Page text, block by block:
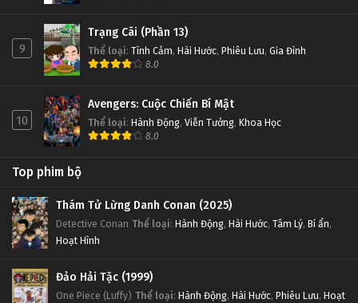
9
Trạng Cãi (Phần 13)
Thể loại: Tình Cảm, Hài Hước, Phiêu Lưu, Gia Đình
8.0
10
Avengers: Cuộc Chiến Bí Mật
Thể loại: Hành Động, Viễn Tưởng, Khoa Học
8.0
Top phim bộ
Thám Tử Lừng Danh Conan (2025)
Detective Conan Thể loại: Hành Động, Hài Hước, Tâm Lý, Bí ẩn,
Hoạt Hình
Đảo Hải Tặc (1999)
One Piece (Luffy) Thể loại: Hành Động, Hài Hước, Phiêu Lưu, Hoạt